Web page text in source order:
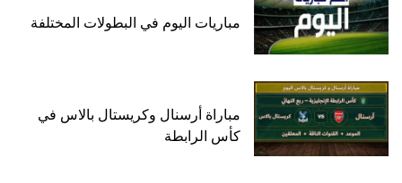
مباريات اليوم في البطولات المختلفة
مباراة أرسنال وكريستال بالاس في
كأس الرابطة